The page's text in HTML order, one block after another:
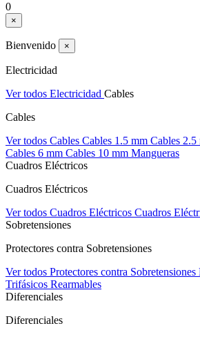
0
×
Bienvenido ×
Electricidad
Ver todos Electricidad Cables
Cables
Ver todos Cables Cables 1.5 mm Cables 2.5
Cables 6 mm Cables 10 mm Mangueras
Cuadros Eléctricos
Cuadros Eléctricos
Ver todos Cuadros Eléctricos Cuadros
Sobretensiones
Protectores contra Sobretensiones
Ver todos Protectores contra Sobretensiones
Trifásicos Rearmables
Diferenciales
Diferenciales